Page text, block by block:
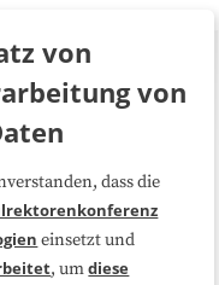
von
von
dass die
einsetzt und
, umdiese